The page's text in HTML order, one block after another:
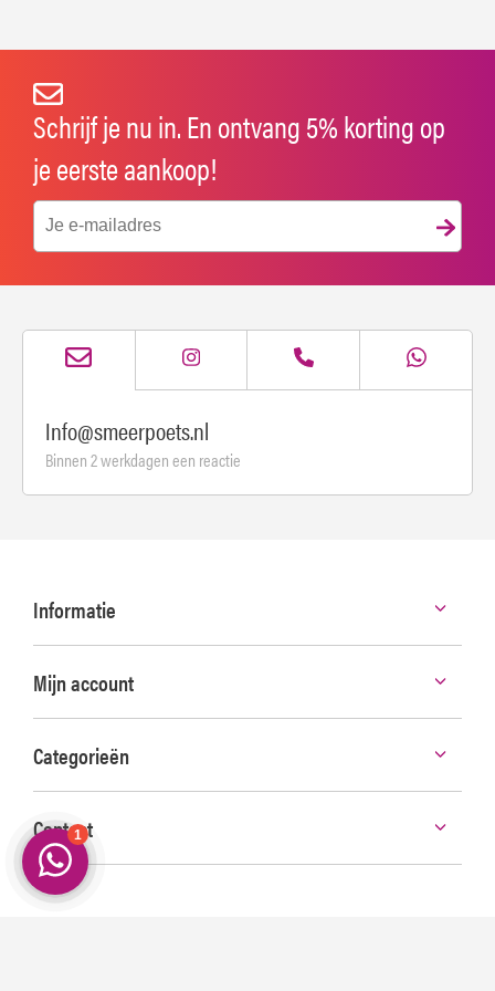
Schrijf je nu in. En ontvang 5% korting op
je eerste aankoop!
Info@smeerpoets.nl
Binnen 2 werkdagen een reactie
Informatie
Mijn account
Categorieën
Contact